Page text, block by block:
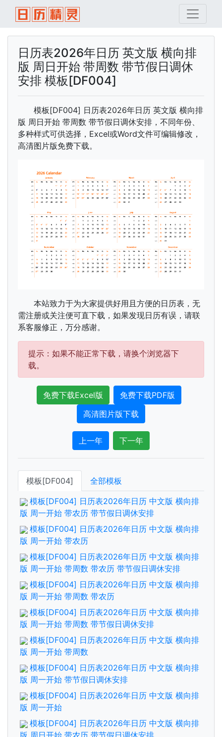
日历表2026年日历 英文版 横向排
版 周日开始 带周数 带节假日调休
安排 模板[DF004]
模板[DF004] 日历表2026年日历 英文版 横向排
版 周日开始 带周数 带节假日调休安排，不同年份、
多种样式可供选择，Excel或Word文件可编辑修改，
高清图片版免费下载。
本站致力于为大家提供好用且方便的日历表，无
需注册或关注便可直下载，如果发现日历有误，请联
系客服修正，万分感谢。
提示：如果不能正常下载，请换个浏览器下
载。
免费下载Excel版
免费下载PDF版
高清图片版下载
上一年 下一年
模板[DF004] 全部模板
模板[DF004] 日历表2026年日历 中文版 横向排
版 周一开始 带农历 带节假日调休安排
模板[DF004] 日历表2026年日历 中文版 横向排
版 周一开始 带农历
模板[DF004] 日历表2026年日历 中文版 横向排
版 周一开始 带周数 带农历 带节假日调休安排
模板[DF004] 日历表2026年日历 中文版 横向排
版 周一开始 带周数 带农历
模板[DF004] 日历表2026年日历 中文版 横向排
版 周一开始 带周数 带节假日调休安排
模板[DF004] 日历表2026年日历 中文版 横向排
版 周一开始 带周数
模板[DF004] 日历表2026年日历 中文版 横向排
版 周一开始 带节假日调休安排
模板[DF004] 日历表2026年日历 中文版 横向排
版 周一开始
模板[DF004] 日历表2026年日历 中文版 横向排